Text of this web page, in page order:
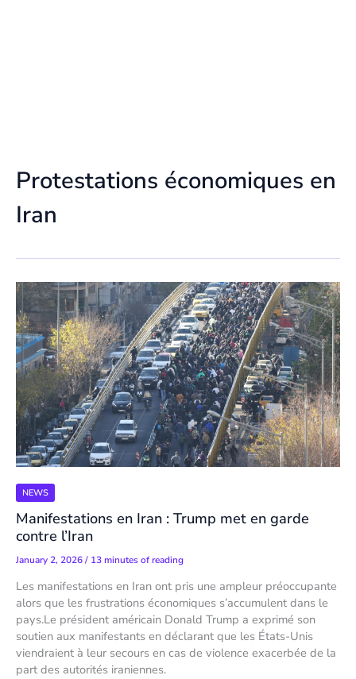
Protestations économiques en
Iran
NEWS
Manifestations en Iran : Trump met en garde
contre l’Iran
January 2, 2026/ 13 minutes of reading
Les manifestations en Iran ont pris une ampleur préoccupante
alors que les frustrations économiques s’accumulent dans le
pays.Le président américain Donald Trump a exprimé son
soutien aux manifestants en déclarant que les États-Unis
viendraient à leur secours en cas de violence exacerbée de la
part des autorités iraniennes.